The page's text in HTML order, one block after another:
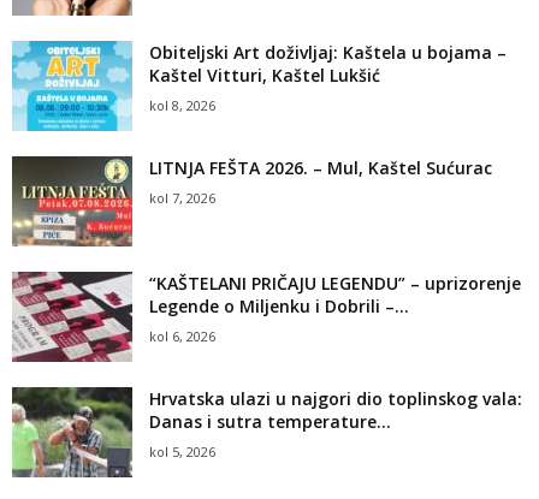
Obiteljski Art doživljaj: Kaštela u bojama –
Kaštel Vitturi, Kaštel Lukšić
kol 8, 2026
LITNJA FEŠTA 2026. – Mul, Kaštel Sućurac
kol 7, 2026
“KAŠTELANI PRIČAJU LEGENDU” – uprizorenje
Legende o Miljenku i Dobrili –...
kol 6, 2026
Hrvatska ulazi u najgori dio toplinskog vala:
Danas i sutra temperature...
kol 5, 2026